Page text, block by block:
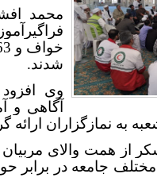
محمد
شدند.
وی افزود
آگاهی و
به نمازگزاران ارائه
از همت والای
جامعه در برابر